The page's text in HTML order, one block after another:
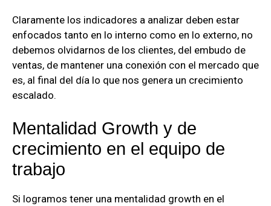
Claramente los indicadores a analizar deben estar
enfocados tanto en lo interno como en lo externo, no
debemos olvidarnos de los clientes, del embudo de
ventas, de mantener una conexión con el mercado que
es, al final del día lo que nos genera un crecimiento
escalado.
Mentalidad Growth y de
crecimiento en el equipo de
trabajo
Si logramos tener una mentalidad growth en el